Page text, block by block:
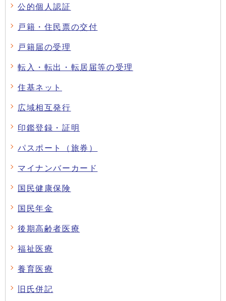
公的個人認証
戸籍・住民票の交付
戸籍届の受理
転入・転出・転居届等の受理
住基ネット
広域相互発行
印鑑登録・証明
パスポート（旅券）
マイナンバーカード
国民健康保険
国民年金
後期高齢者医療
福祉医療
養育医療
旧氏併記